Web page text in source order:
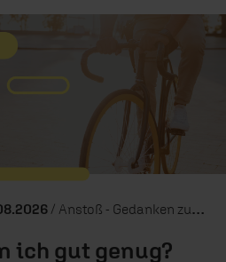
/ Anstoß - Gedanken zum Tag
ich gut genug?